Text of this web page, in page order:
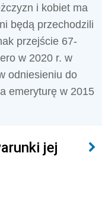
i kobiet ma
będą przechodzili
przejście 67-
w 2020 r. w
odniesieniu do
emeryturę w 2015
jej